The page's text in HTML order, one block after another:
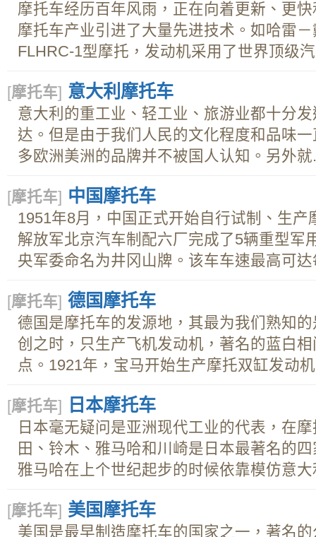
摩托车经历百年风雨，正在向着更新、更
摩托车产业引进了大量先进技术。如哈雷
FLHRC-1型摩托，发动机采用了世界顶级
[摩托车] 意大利摩托车
意大利的重工业、轻工业、旅游业都十分
达。但是由于我们人民的文化程度和品味
多欧洲美洲的品牌并不被国人认知。另外就
[摩托车] 中国摩托车
1951年8月，中国正式开始自行试制、生
解放军北京汽车制配六厂完成了5辆重型军
央军委命名为井冈山牌。该车车速最高可达
[摩托车] 德国摩托车
德国是摩托车的发源地，其最为我们熟知
创之时，只生产飞机发动机，著名的蓝白
点。1921年，宝马开始生产摩托双缸发动
[摩托车] 日本摩托车
日本毫无疑问是亚洲现代工业的代表，在
田、铃木、雅马哈和川崎是日本最著名的
雅马哈在上个世纪起步的时候依靠模仿意大
[摩托车] 美国摩托车
美国是最早制造摩托车的国家之一，著名